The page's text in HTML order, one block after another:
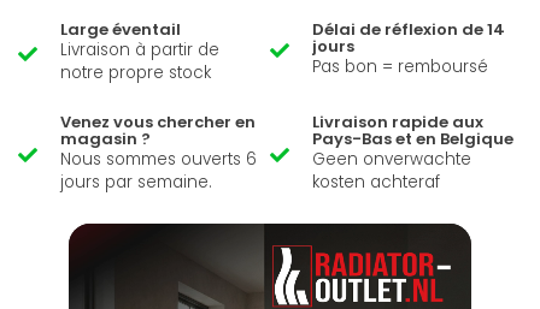
Large éventail
Livraison à partir de
notre propre stock
Délai de réflexion de 14
jours
Pas bon = remboursé
Venez vous chercher en
magasin ?
Nous sommes ouverts 6
jours par semaine.
Livraison rapide aux
Pays-Bas et en Belgique
Geen onverwachte
kosten achteraf